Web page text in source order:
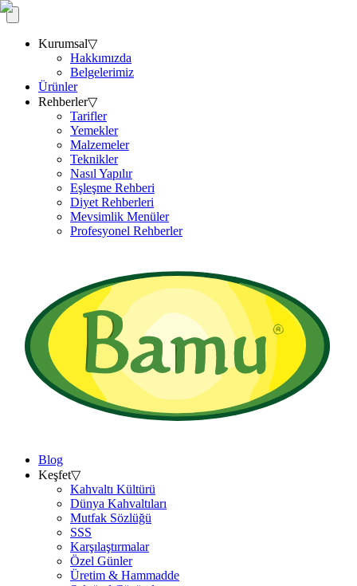
Kurumsal▽
Hakkımızda
Belgelerimiz
Ürünler
Rehberler▽
Tarifler
Yemekler
Malzemeler
Teknikler
Nasıl Yapılır
Eşleşme Rehberi
Diyet Rehberleri
Mevsimlik Menüler
Profesyonel Rehberler
Blog
Keşfet▽
Kahvaltı Kültürü
Dünya Kahvaltıları
Mutfak Sözlüğü
SSS
Karşılaştırmalar
Özel Günler
Üretim & Hammadde